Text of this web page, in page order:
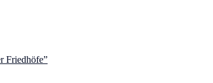
Friedhöfe”